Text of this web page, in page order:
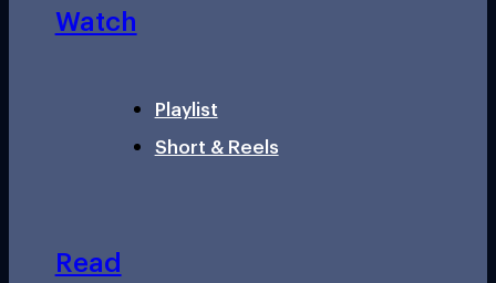
Watch
Playlist
Short & Reels
Read